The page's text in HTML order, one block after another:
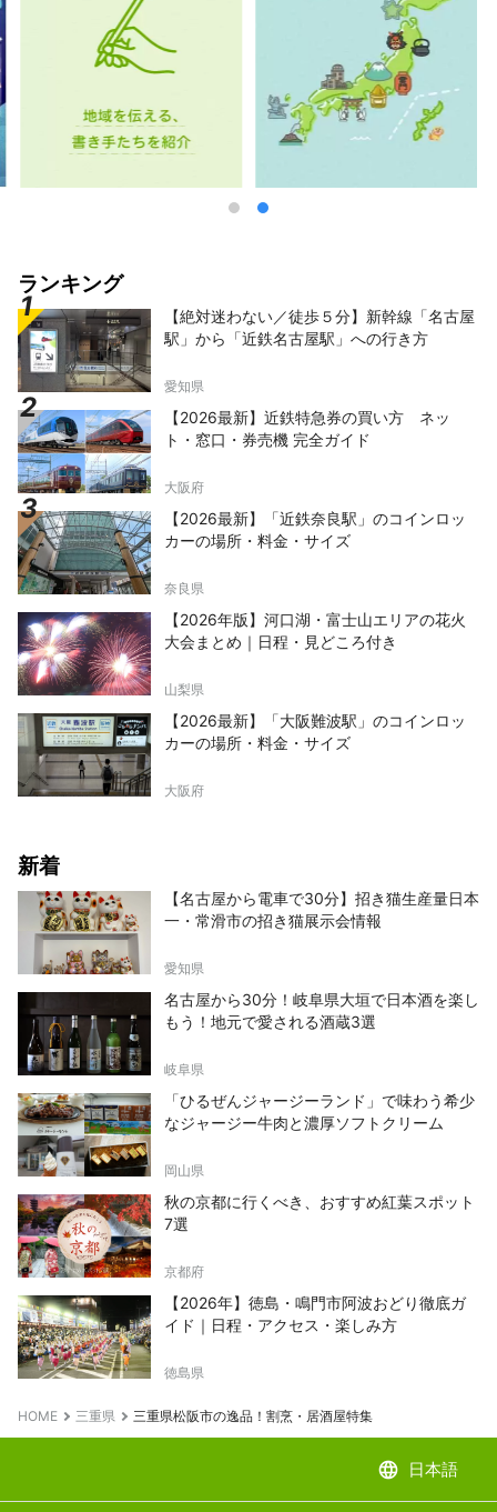
ランキング
【絶対迷わない／徒歩５分】新幹線「名古屋
駅」から「近鉄名古屋駅」への行き方
愛知県
【2026最新】近鉄特急券の買い方 ネッ
ト・窓口・券売機 完全ガイド
大阪府
【2026最新】「近鉄奈良駅」のコインロッ
カーの場所・料金・サイズ
奈良県
【2026年版】河口湖・富士山エリアの花火
大会まとめ｜日程・見どころ付き
山梨県
【2026最新】「大阪難波駅」のコインロッ
カーの場所・料金・サイズ
大阪府
新着
【名古屋から電車で30分】招き猫生産量日本
一・常滑市の招き猫展示会情報
愛知県
名古屋から30分！岐阜県大垣で日本酒を楽し
もう！地元で愛される酒蔵3選
岐阜県
「ひるぜんジャージーランド」で味わう希少
なジャージー牛肉と濃厚ソフトクリーム
岡山県
秋の京都に行くべき、おすすめ紅葉スポット
7選
京都府
【2026年】徳島・鳴門市阿波おどり徹底ガ
イド｜日程・アクセス・楽しみ方
徳島県
HOME 三重県 三重県松阪市の逸品！割烹・居酒屋特集
language 日本語